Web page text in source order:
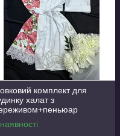
комплект для
халат з